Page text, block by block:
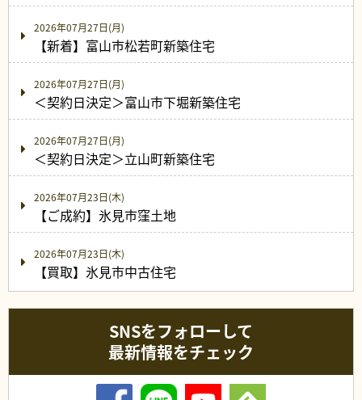
2026年07月27日(月)
【新着】富山市松若町新築住宅
2026年07月27日(月)
＜契約日決定＞富山市下堀新築住宅
2026年07月27日(月)
＜契約日決定＞立山町新築住宅
2026年07月23日(木)
【ご成約】氷見市窪土地
2026年07月23日(木)
【買取】氷見市中古住宅
SNSをフォローして
最新情報をチェック